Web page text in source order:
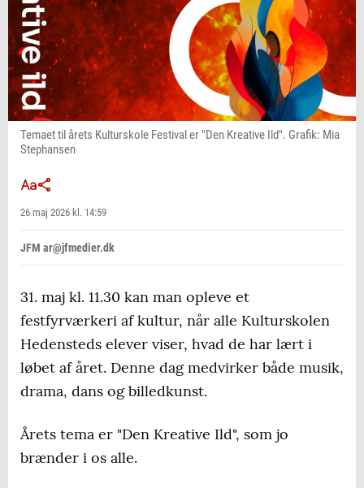
Temaet til årets Kulturskole Festival er "Den Kreative Ild". Grafik: Mia
Stephansen
26 maj 2026 kl. 14:59
JFM ar@jfmedier.dk
31. maj kl. 11.30 kan man opleve et
festfyrværkeri af kultur, når alle Kulturskolen
Hedensteds elever viser, hvad de har lært i
løbet af året. Denne dag medvirker både musik,
drama, dans og billedkunst.
Årets tema er "Den Kreative Ild", som jo
brænder i os alle.